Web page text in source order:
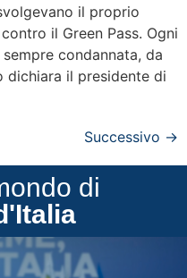
il proprio
il Green Pass. Ogni
condannata, da
dichiara il presidente di
Successivo →
di